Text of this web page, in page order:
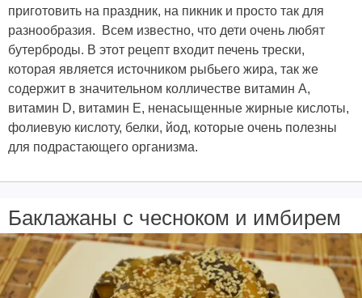
приготовить на праздник, на пикник и просто так для
разнообразия. Всем известно, что дети очень любят
бутерброды. В этот рецепт входит печень трески,
которая является источником рыбьего жира, так же
содержит в значительном колличестве витамин А,
витамин D, витамин E, ненасыщенные жирные кислоты,
фолиевую кислоту, белки, йод, которые очень полезны
для подрастающего организма.
Баклажаны с чесноком и имбирем